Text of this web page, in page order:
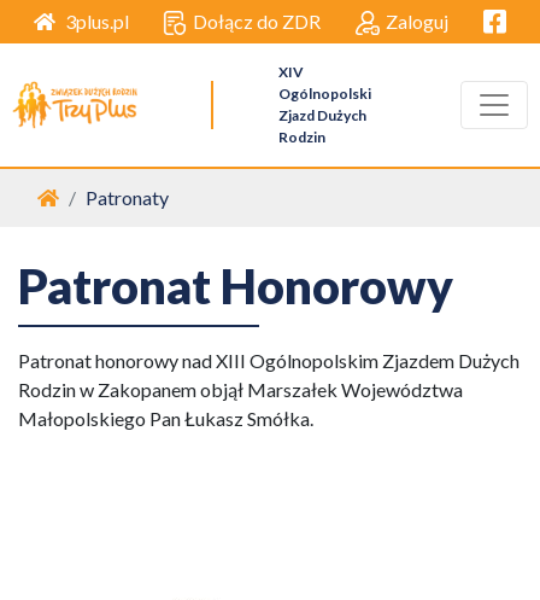
3plus.pl Dołącz do ZDR Zaloguj
XIV
Ogólnopolski
Zjazd Dużych
Rodzin
Strona główna
Patronaty
Patronat Honorowy
Patronat honorowy nad XIII Ogólnopolskim Zjazdem Dużych
Rodzin w Zakopanem objął Marszałek Województwa
Małopolskiego Pan Łukasz Smółka.